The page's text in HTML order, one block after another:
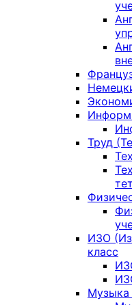
Труд
ИЗО
класс
Музыка